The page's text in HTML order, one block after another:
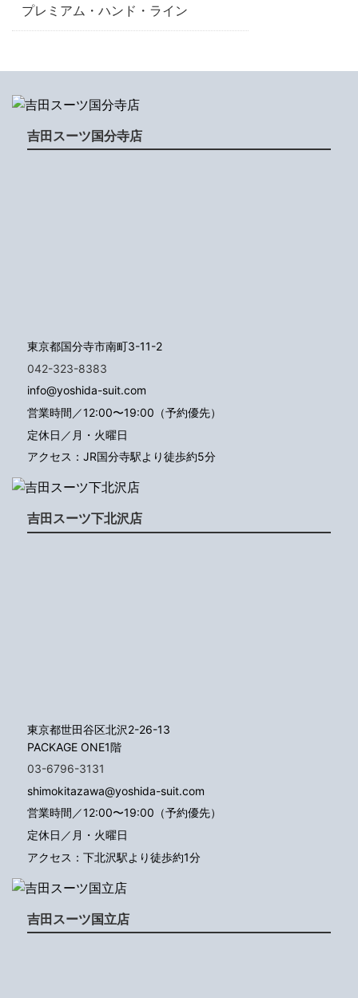
プレミアム・ハンド・ライン
吉田スーツ国分寺店
東京都国分寺市南町3-11-2
042-323-8383
info@yoshida-suit.com
営業時間／12:00〜19:00（予約優先）
定休日／月・火曜日
アクセス：JR国分寺駅より徒歩約5分
吉田スーツ下北沢店
東京都世田谷区北沢2-26-13
PACKAGE ONE1階
03-6796-3131
shimokitazawa@yoshida-suit.com
営業時間／12:00〜19:00（予約優先）
定休日／月・火曜日
アクセス：下北沢駅より徒歩約1分
吉田スーツ国立店